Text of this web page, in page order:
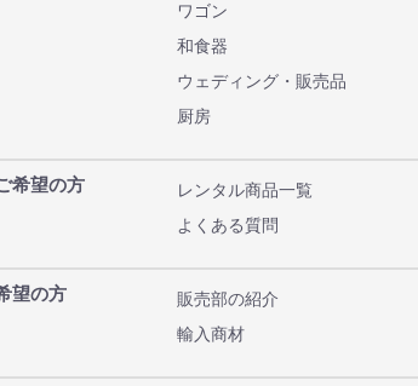
ワゴン
和食器
ウェディング・販売品
厨房
希望の方 レンタル商品一覧
よくある質問
望の方 販売部の紹介
輸入商材